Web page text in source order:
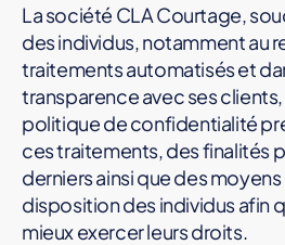
La société CLA Courtage,
des individus, notamment au
traitements automatisés et
transparence avec ses clients,
politique de confidentialité
ces traitements, des finalités
derniers ainsi que des moyens
disposition des individus afin
mieux exercer leurs droits.